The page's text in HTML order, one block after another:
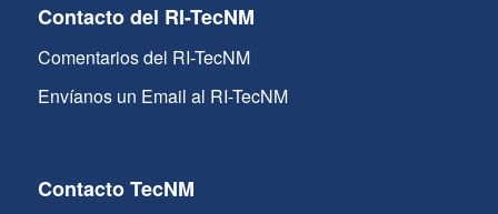
Contacto del RI-TecNM
Comentarios del RI-TecNM
Envíanos un Email al RI-TecNM
Contacto TecNM